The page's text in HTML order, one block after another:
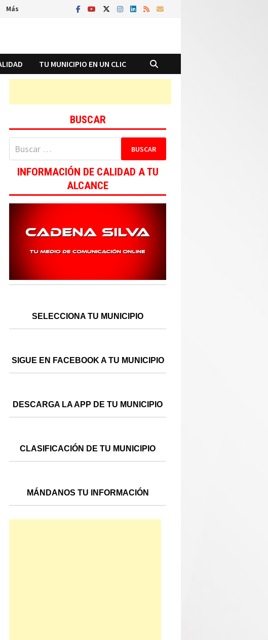
Más
TU MUNICIPIO EN UN CLIC
BUSCAR
Buscar:
INFORMACIÓN DE CALIDAD A TU
ALCANCE
SELECCIONA TU MUNICIPIO
SIGUE EN FACEBOOK A TU MUNICIPIO
DESCARGA LA APP DE TU MUNICIPIO
CLASIFICACIÓN DE TU MUNICIPIO
MÁNDANOS TU INFORMACIÓN